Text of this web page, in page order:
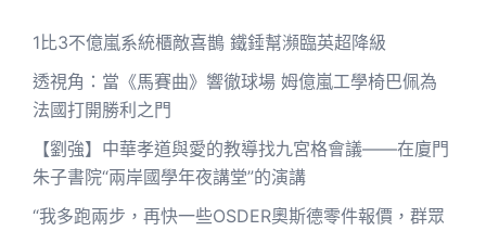
1比3不億嵐系統櫃敵喜鵲 鐵錘幫瀕臨英超降級
透視角：當《馬賽曲》響徹球場 姆億嵐工學椅巴佩為
法國打開勝利之門
【劉強】中華孝道與愛的教導找九宮格會議——在廈門
朱子書院“兩岸國學年夜講堂”的演講
“我多跑兩步，再快一些OSDER奧斯德零件報價，群眾